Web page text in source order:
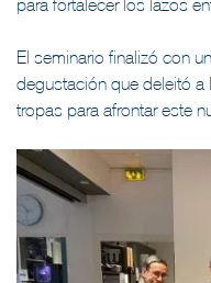
para fortalecer los lazos
El seminario finalizó con
degustación que deleitó a
tropas para afrontar este